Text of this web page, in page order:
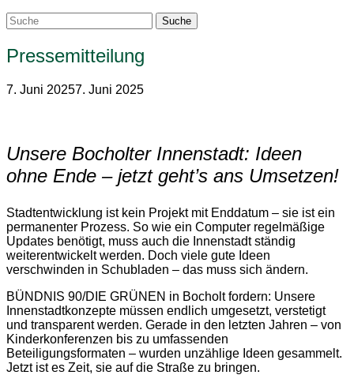
Pressemitteilung
7. Juni 20257. Juni 2025
Unsere Bocholter Innenstadt: Ideen
ohne Ende – jetzt geht’s ans Umsetzen!
Stadtentwicklung ist kein Projekt mit Enddatum – sie ist ein
permanenter Prozess. So wie ein Computer regelmäßige
Updates benötigt, muss auch die Innenstadt ständig
weiterentwickelt werden. Doch viele gute Ideen
verschwinden in Schubladen – das muss sich ändern.
BÜNDNIS 90/DIE GRÜNEN in Bocholt fordern: Unsere
Innenstadtkonzepte müssen endlich umgesetzt, verstetigt
und transparent werden. Gerade in den letzten Jahren – von
Kinderkonferenzen bis zu umfassenden
Beteiligungsformaten – wurden unzählige Ideen gesammelt.
Jetzt ist es Zeit, sie auf die Straße zu bringen.